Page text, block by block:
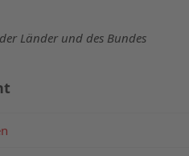
Länder und des Bundes